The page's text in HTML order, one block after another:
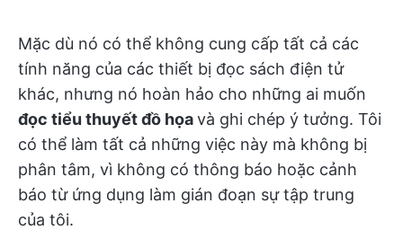
Mặc dù nó có thể không cung cấp tất cả các
tính năng của các thiết bị đọc sách điện tử
khác, nhưng nó hoàn hảo cho những ai muốn
đọc tiểu thuyết đồ họavà ghi chép ý tưởng. Tôi
có thể làm tất cả những việc này mà không bị
phân tâm, vì không có thông báo hoặc cảnh
báo từ ứng dụng làm gián đoạn sự tập trung
của tôi.